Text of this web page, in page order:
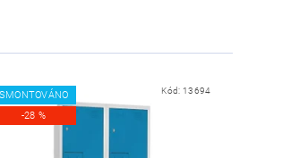
SMONTOVÁNO
-28 %
Kód: 13694